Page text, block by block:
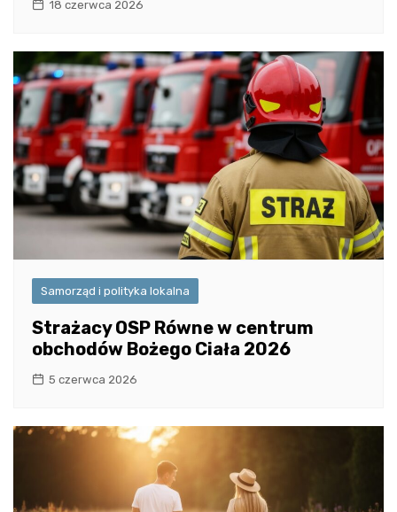
18 czerwca 2026
Samorząd i polityka lokalna
Strażacy OSP Równe w centrum
obchodów Bożego Ciała 2026
5 czerwca 2026